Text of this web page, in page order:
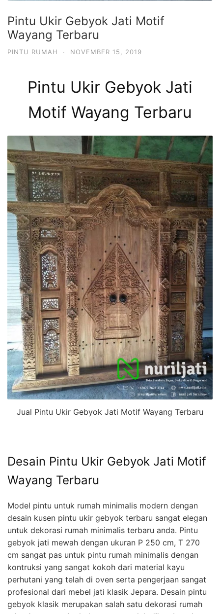
Pintu Ukir Gebyok Jati Motif
Wayang Terbaru
PINTU RUMAH · NOVEMBER 15, 2019
Pintu Ukir Gebyok Jati
Motif Wayang Terbaru
Jual Pintu Ukir Gebyok Jati Motif Wayang Terbaru
Desain Pintu Ukir Gebyok Jati Motif
Wayang Terbaru
Model pintu untuk rumah minimalis modern dengan
desain kusen pintu ukir gebyok terbaru sangat elegan
untuk dekorasi rumah minimalis terbaru anda. Pintu
gebyok jati mewah dengan ukuran P 250 cm, T 270
cm sangat pas untuk pintu rumah minimalis dengan
kontruksi yang sangat kokoh dari material kayu
perhutani yang telah di oven serta pengerjaan sangat
profesional dari mebel jati klasik Jepara. Desain pintu
gebyok klasik merupakan salah satu dekorasi rumah